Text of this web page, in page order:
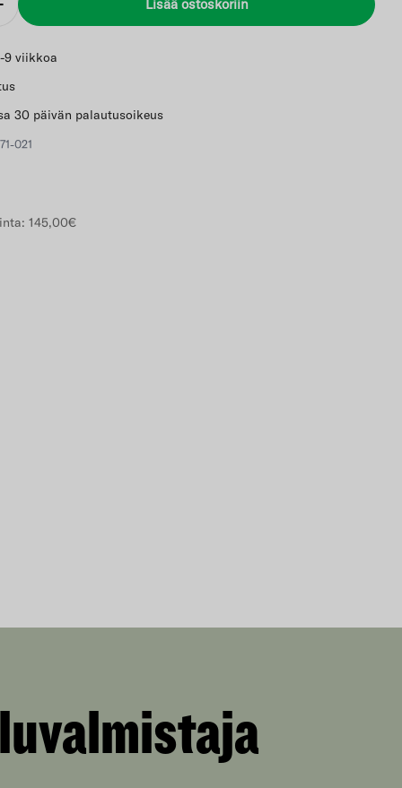
Lisää ostoskoriin
9 viikkoa
30 päivän palautusoikeus
021
145,00€